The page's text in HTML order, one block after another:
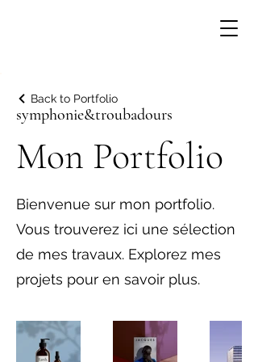
symphonie&troubadours
content="Wwwzl_z84DhBzrM8ExqPmOoUgwEtNRcDcdlY
Back to Portfolio
Mon Portfolio
Bienvenue sur mon portfolio.
Vous trouverez ici une sélection
de mes travaux. Explorez mes
projets pour en savoir plus.